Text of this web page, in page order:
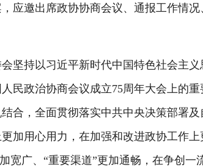
应邀出席政协协商会议、通报工作情
持以习近平新时代中国特色社会主义
民政治协商会议成立75周年大会上的
合，全面贯彻落实中共中央决策部署
加用心用力，在加强和改进政协工作
宽广、“重要渠道”更加通畅，在争创